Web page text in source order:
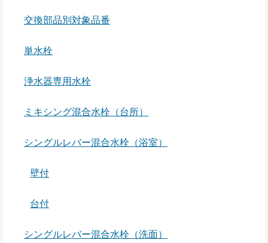
交換部品別対象品番
単水栓
浄水器専用水栓
ミキシング混合水栓（台所）
シングルレバー混合水栓（浴室）
壁付
台付
シングルレバー混合水栓（洗面）